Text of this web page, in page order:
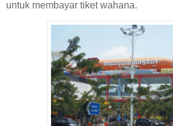
untuk membayar tiket wahana.